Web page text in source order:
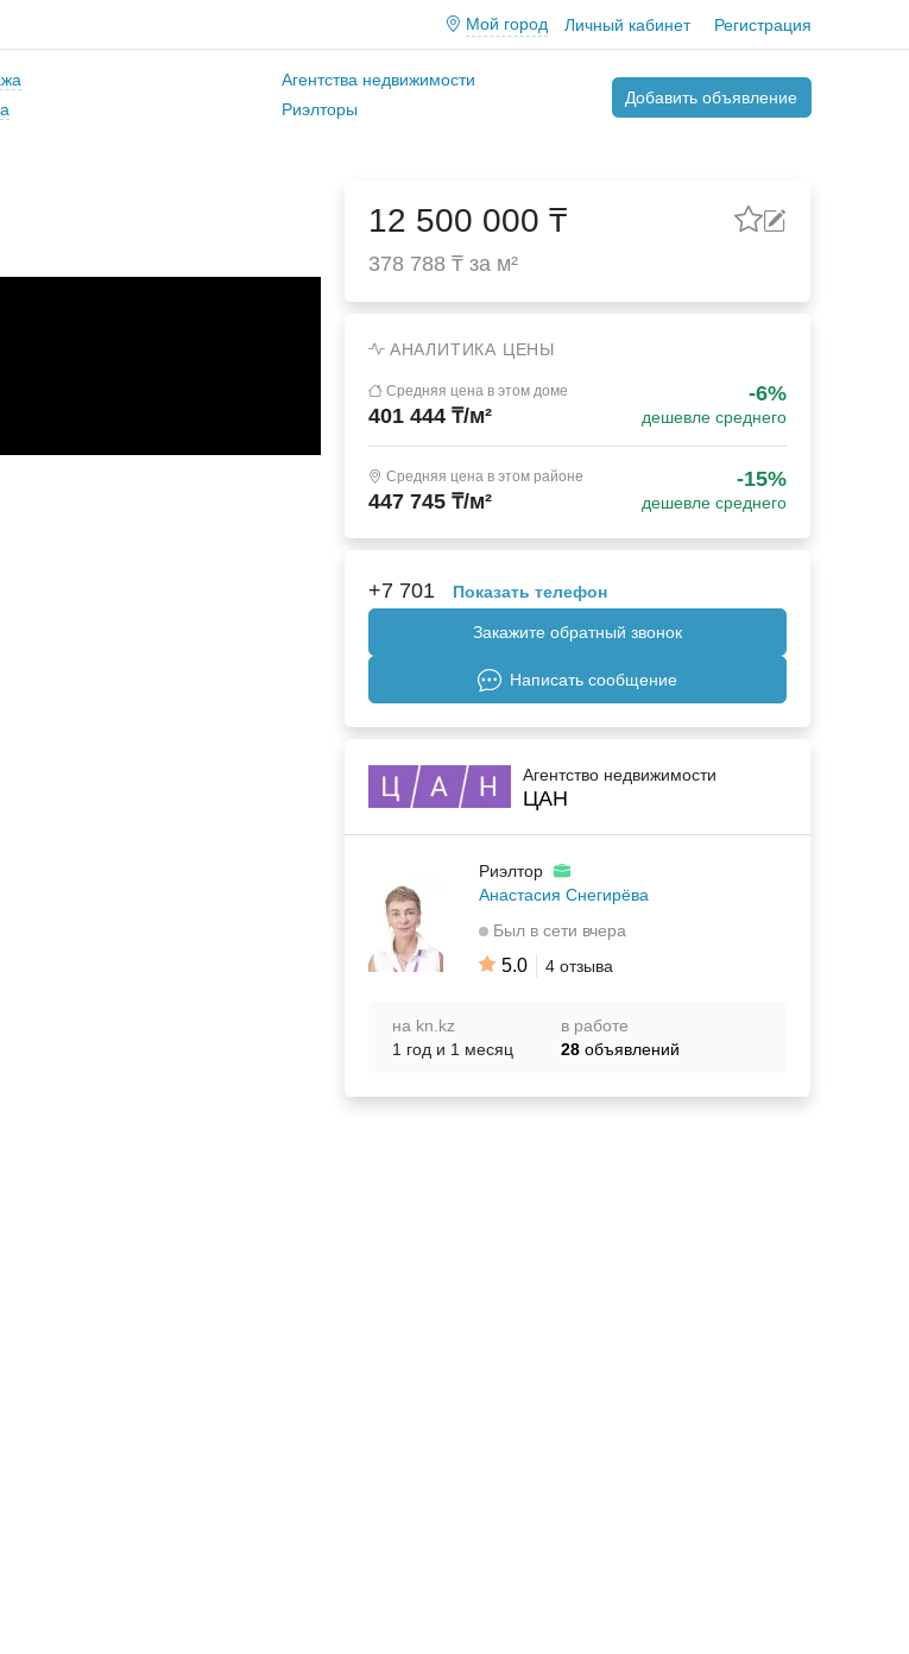
Мой город Личный кабинет Регистрация
Агентства недвижимости
Риэлторы
Добавить объявление
12 500 000 ₸
378 788 ₸ за м²
АНАЛИТИКА ЦЕНЫ
Средняя цена в этом доме
401 444 ₸/м²
-6%
дешевле среднего
Средняя цена в этом районе
447 745 ₸/м²
-15%
дешевле среднего
+7 701 Показать телефон
Закажите обратный звонок
Написать сообщение
Агентство недвижимости
ЦАН
Риэлтор
Анастасия Снегирёва
Был в сети вчера
5.0 4 отзыва
на kn.kz
1 год и 1 месяц
в работе
28объявлений